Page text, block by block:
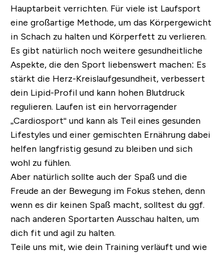
Hauptarbeit verrichten. Für viele ist Laufsport
eine großartige Methode, um das Körpergewicht
in Schach zu halten und Körperfett zu verlieren.
Es gibt natürlich noch weitere gesundheitliche
Aspekte, die den Sport liebenswert machen: Es
stärkt die Herz-Kreislaufgesundheit, verbessert
dein Lipid-Profil und kann hohen Blutdruck
regulieren. Laufen ist ein hervorragender
„Cardiosport“ und kann als Teil eines gesunden
Lifestyles und einer gemischten Ernährung dabei
helfen langfristig gesund zu bleiben und sich
wohl zu fühlen.
Aber natürlich sollte auch der Spaß und die
Freude an der Bewegung im Fokus stehen, denn
wenn es dir keinen Spaß macht, solltest du ggf.
nach anderen Sportarten Ausschau halten, um
dich fit und agil zu halten.
Teile uns mit, wie dein Training verläuft und wie